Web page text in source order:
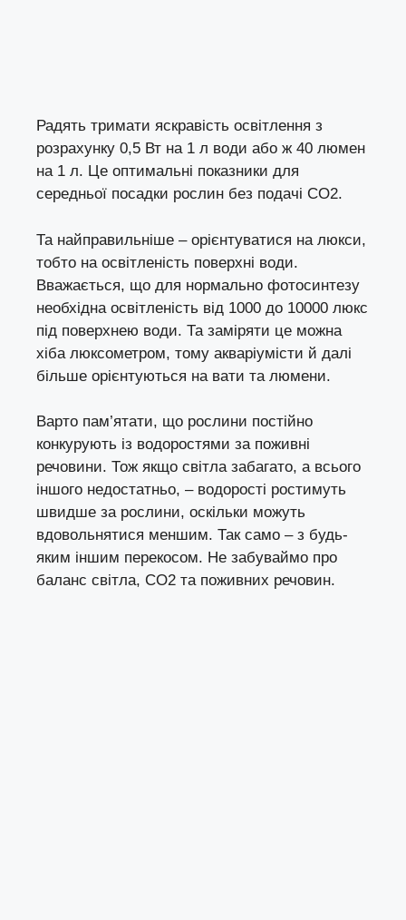
Радять тримати яскравість освітлення з
розрахунку 0,5 Вт на 1 л води або ж 40 люмен
на 1 л. Це оптимальні показники для
середньої посадки рослин без подачі СО2.
Та найправильніше – орієнтуватися на люкси,
тобто на освітленість поверхні води.
Вважається, що для нормально фотосинтезу
необхідна освітленість від 1000 до 10000 люкс
під поверхнею води. Та заміряти це можна
хіба люксометром, тому акваріумісти й далі
більше орієнтуються на вати та люмени.
Варто пам’ятати, що рослини постійно
конкурують із водоростями за поживні
речовини. Тож якщо світла забагато, а всього
іншого недостатньо, – водорості ростимуть
швидше за рослини, оскільки можуть
вдовольнятися меншим. Так само – з будь-
яким іншим перекосом. Не забуваймо про
баланс світла, CO2 та поживних речовин.